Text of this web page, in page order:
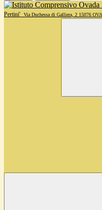
Pertini'
Via Duchessa di Galliera, 2 15076